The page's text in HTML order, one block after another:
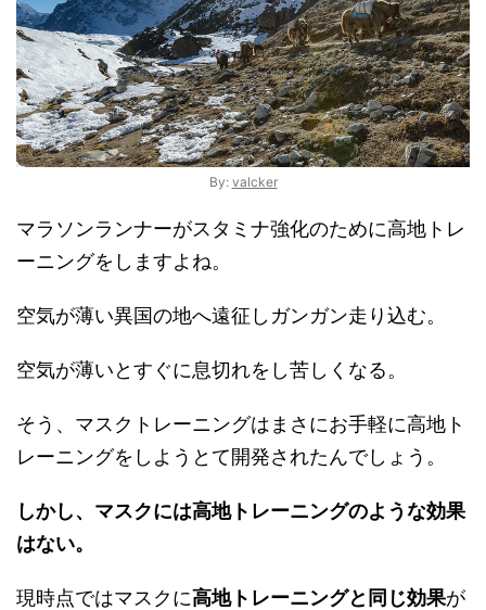
By: valcker
マラソンランナーがスタミナ強化のために高地トレ
ーニングをしますよね。
空気が薄い異国の地へ遠征しガンガン走り込む。
空気が薄いとすぐに息切れをし苦しくなる。
そう、マスクトレーニングはまさにお手軽に高地ト
レーニングをしようとて開発されたんでしょう。
しかし、マスクには高地トレーニングのような効果
はない。
現時点ではマスクに高地トレーニングと同じ効果が